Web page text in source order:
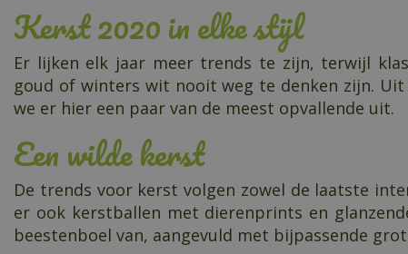
Kerst 2020 in elke stijl
Er lijken elk jaar meer trends te zijn, terwijl
goud of winters wit nooit weg te denken zijn.
we er hier een paar van de meest opvallende uit.
Een wilde kerst
De trends voor kerst volgen zowel de laatste
er ook kerstballen met dierenprints en
beestenboel van, aangevuld met bijpassende